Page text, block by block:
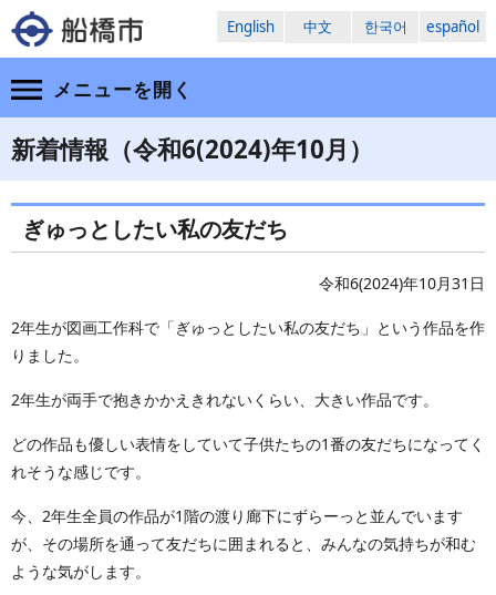
English 中文 한국어 español
メニューを開く
新着情報（令和6(2024)年10月）
ぎゅっとしたい私の友だち
令和6(2024)年10月31日
2年生が図画工作科で「ぎゅっとしたい私の友だち」という作品を作
りました。
2年生が両手で抱きかかえきれないくらい、大きい作品です。
どの作品も優しい表情をしていて子供たちの1番の友だちになってく
れそうな感じです。
今、2年生全員の作品が1階の渡り廊下にずらーっと並んでいます
が、その場所を通って友だちに囲まれると、みんなの気持ちが和む
ような気がします。